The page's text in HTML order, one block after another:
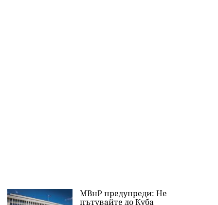
МВнР предупреди: Не
пътувайте до Куба